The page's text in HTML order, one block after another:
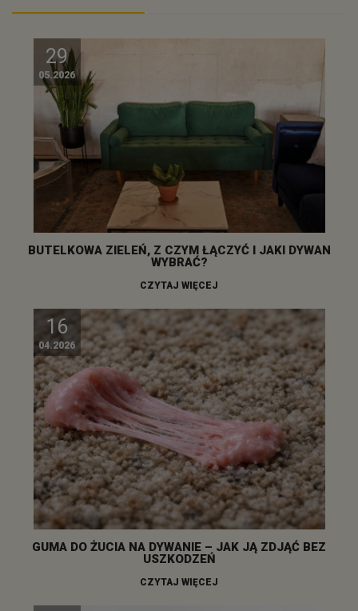
29
05.2026
BUTELKOWA ZIELEŃ, Z CZYM ŁĄCZYĆ I JAKI DYWAN
WYBRAĆ?
CZYTAJ WIĘCEJ
16
04.2026
GUMA DO ŻUCIA NA DYWANIE – JAK JĄ ZDJĄĆ BEZ
USZKODZEŃ
CZYTAJ WIĘCEJ